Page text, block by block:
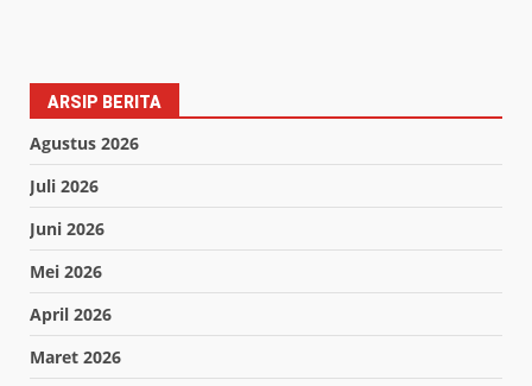
ARSIP BERITA
Agustus 2026
Juli 2026
Juni 2026
Mei 2026
April 2026
Maret 2026